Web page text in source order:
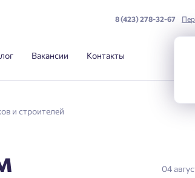
8 (423) 278-32-67
Вакансии Контакты
и строителей
04